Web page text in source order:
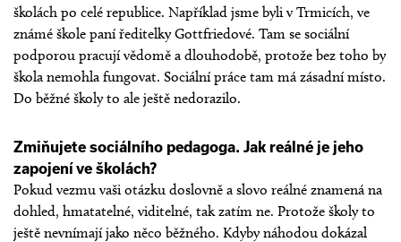
školách po celé republice. Například jsme byli v Trmicích, ve
známé škole paní ředitelky Gottfriedové. Tam se sociální
podporou pracují vědomě a dlouhodobě, protože bez toho by
škola nemohla fungovat. Sociální práce tam má zásadní místo.
Do běžné školy to ale ještě nedorazilo.
Zmiňujete sociálního pedagoga. Jak reálné je jeho
zapojení ve školách?
Pokud vezmu vaši otázku doslovně a slovo reálné znamená na
dohled, hmatatelné, viditelné, tak zatím ne. Protože školy to
ještě nevnímají jako něco běžného. Kdyby náhodou dokázal